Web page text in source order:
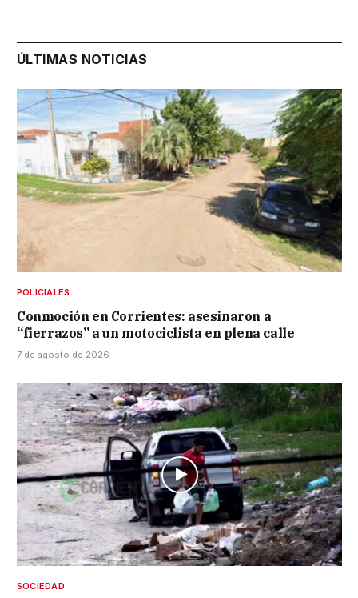
ÚLTIMAS NOTICIAS
POLICIALES
Conmoción en Corrientes: asesinaron a
“fierrazos” a un motociclista en plena calle
7 de agosto de 2026
SOCIEDAD